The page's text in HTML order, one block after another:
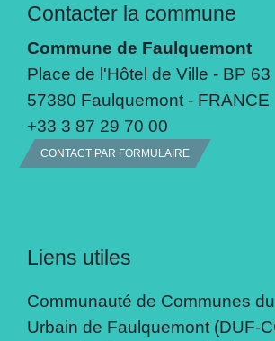
Contacter la commune
Commune de Faulquemont
Place de l'Hôtel de Ville - BP 63
57380 Faulquemont - FRANCE
+33 3 87 29 70 00
CONTACT PAR FORMULAIRE
Liens utiles
Communauté de Communes
Urbain de Faulquemont (DUF-